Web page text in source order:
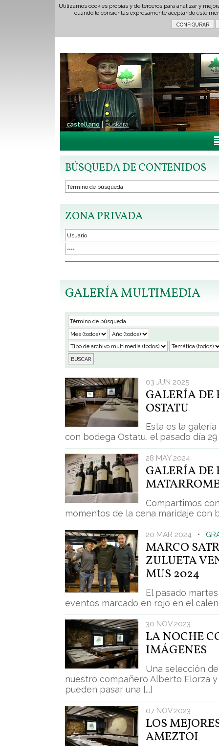
Utilizamos cookies propias y de terceros para analizar y
cuando lo consientas expresamente aceptando este
castellano euskara
BÚSQUEDA DE CONTENIDOS
ZONA PRIVADA
GALERÍA MULTIMEDIA
03 JUN 2025
GALERÍA DE
OSTATU
Esta es la
con bodega Ostatu, el pasado día
28 MAY 2024
GALERÍA DE
Compartimos
momentos de la cena maridaje con
20 MAR 2024 •
MARCO
ZULUETA
MUS 2024
El pasado
eventos marcado en rojo en el
30 NOV 2023
LA NOCHE
IMÁGENES
Una selección
nuestro compañero Alberto Elorza
pueden pasar una [...]
07 NOV 2023
LOS
AMEZTOI